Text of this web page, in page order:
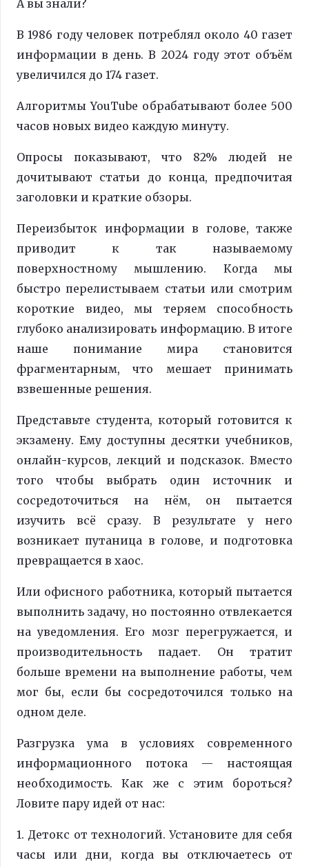
А вы знали?
В 1986 году человек потреблял около 40 газет
информации в день. В 2024 году этот объём
увеличился до 174 газет.
Алгоритмы YouTube обрабатывают более 500
часов новых видео каждую минуту.
Опросы показывают, что 82% людей не
дочитывают статьи до конца, предпочитая
заголовки и краткие обзоры.
Переизбыток информации в голове, также
приводит к так называемому
поверхностному мышлению. Когда мы
быстро перелистываем статьи или смотрим
короткие видео, мы теряем способность
глубоко анализировать информацию. В итоге
наше понимание мира становится
фрагментарным, что мешает принимать
взвешенные решения.
Представьте студента, который готовится к
экзамену. Ему доступны десятки учебников,
онлайн-курсов, лекций и подсказок. Вместо
того чтобы выбрать один источник и
сосредоточиться на нём, он пытается
изучить всё сразу. В результате у него
возникает путаница в голове, и подготовка
превращается в хаос.
Или офисного работника, который пытается
выполнить задачу, но постоянно отвлекается
на уведомления. Его мозг перегружается, и
производительность падает. Он тратит
больше времени на выполнение работы, чем
мог бы, если бы сосредоточился только на
одном деле.
Разгрузка ума в условиях современного
информационного потока — настоящая
необходимость. Как же с этим бороться?
Ловите пару идей от нас:
1. Детокс от технологий. Установите для себя
часы или дни, когда вы отключаетесь от